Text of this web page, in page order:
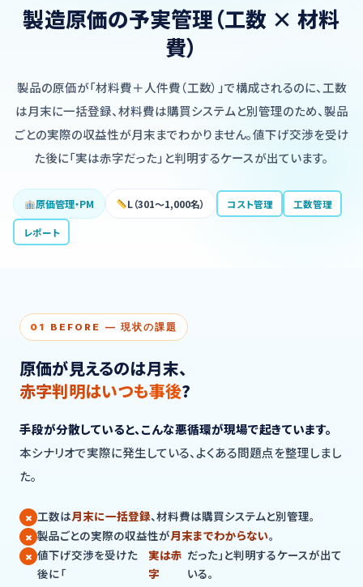
製造原価の予実管理（工数 × 材料
費）
製品の原価が「材料費＋人件費（工数）」で構成されるのに、工数
は月末に一括登録、材料費は購買システムと別管理のため、製品
ごとの実際の収益性が月末までわかりません。値下げ交渉を受け
た後に「実は赤字だった」と判明するケースが出ています。
原価管理・PM L（301〜1,000名） コスト管理 工数管理
レポート
01 BEFORE — 現状の課題
原価が見えるのは月末、
赤字判明はいつも事後?
手段が分散していると、こんな悪循環が現場で起きています。
本シナリオで実際に発生している、よくある問題点を整理しまし
た。
工数は月末に一括登録、材料費は購買システムと別管理。
製品ごとの実際の収益性が月末までわからない。
値下げ交渉を受けた
後に「
実は赤
字
だった」と判明するケースが出て
いる。